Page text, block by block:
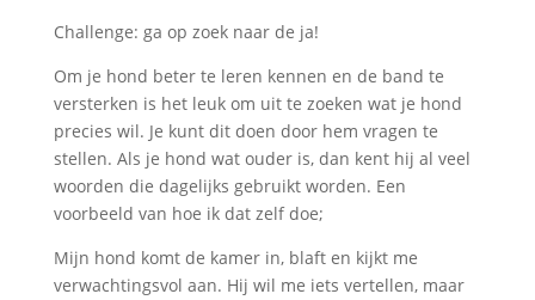
Challenge: ga op zoek naar de ja!
Om je hond beter te leren kennen en de band te
versterken is het leuk om uit te zoeken wat je hond
precies wil. Je kunt dit doen door hem vragen te
stellen. Als je hond wat ouder is, dan kent hij al veel
woorden die dagelijks gebruikt worden. Een
voorbeeld van hoe ik dat zelf doe;
Mijn hond komt de kamer in, blaft en kijkt me
verwachtingsvol aan. Hij wil me iets vertellen, maar